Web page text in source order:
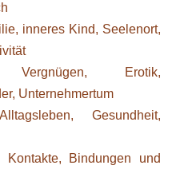
inneres Kind, Seelenort,
Erotik,
Unternehmertum
Gesundheit,
Kontakte, Bindungen und